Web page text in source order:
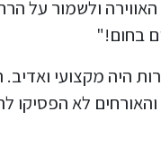
ולשמור על
בחום!"
היה מקצועי ואדיב.
לא הפסיקו